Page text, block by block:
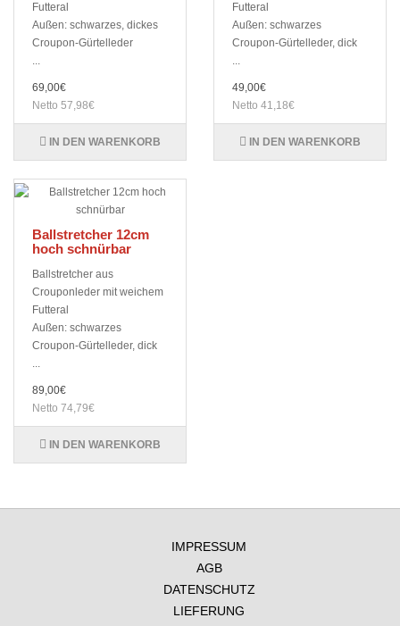
Futteral
Außen: schwarzes, dickes
Croupon-Gürtelleder
...
69,00€
Netto 57,98€
IN DEN WARENKORB
Futteral
Außen: schwarzes
Croupon-Gürtelleder, dick
...
49,00€
Netto 41,18€
IN DEN WARENKORB
Ballstretcher 12cm
hoch schnürbar
Ballstretcher aus
Crouponleder mit weichem
Futteral
Außen: schwarzes
Croupon-Gürtelleder, dick
...
89,00€
Netto 74,79€
IN DEN WARENKORB
IMPRESSUM
AGB
DATENSCHUTZ
LIEFERUNG